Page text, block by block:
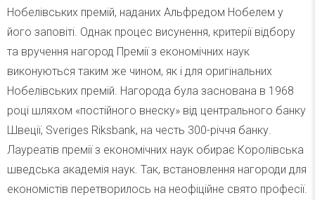
Нобелівських премій, наданих Альфредом Нобелем у
його заповіті. Однак процес висунення, критерії відбору
та вручення нагород Премії з економічних наук
виконуються таким же чином, як і для оригінальних
Нобелівських премій. Нагорода була заснована в 1968
році шляхом «постійного внеску» від центрального банку
Швеції, Sveriges Riksbank, на честь 300-річчя банку.
Лауреатів премії з економічних наук обирає Королівська
шведська академія наук. Так, встановлення нагороди для
економістів перетворилось на неофіційне свято професії.